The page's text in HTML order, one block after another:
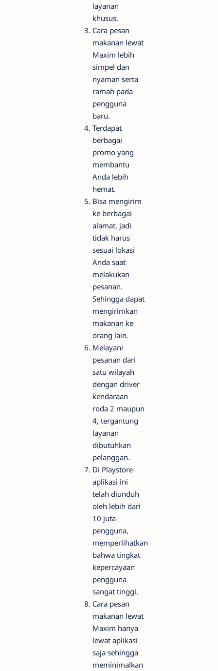
layanan
khusus.
Cara pesan
makanan lewat
Maxim lebih
simpel dan
nyaman serta
ramah pada
pengguna
baru.
Terdapat
berbagai
promo yang
membantu
Anda lebih
hemat.
Bisa mengirim
ke berbagai
alamat, jadi
tidak harus
sesuai lokasi
Anda saat
melakukan
pesanan.
Sehingga dapat
mengirimkan
makanan ke
orang lain.
Melayani
pesanan dari
satu wilayah
dengan driver
kendaraan
roda 2 maupun
4, tergantung
layanan
dibutuhkan
pelanggan.
Di Playstore
aplikasi ini
telah diunduh
oleh lebih dari
10 juta
pengguna,
memperlihatkan
bahwa tingkat
kepercayaan
pengguna
sangat tinggi.
Cara pesan
makanan lewat
Maxim hanya
lewat aplikasi
saja sehingga
meminimalkan